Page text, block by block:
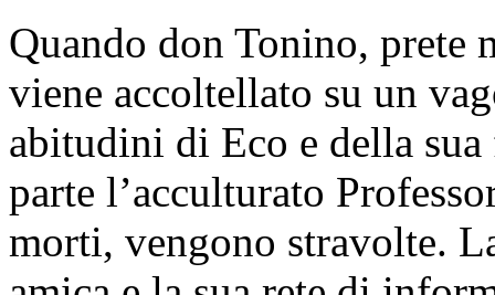
Quando don Tonino,
viene accoltellato su un
abitudini di Eco e della
parte l’acculturato
morti, vengono stravolte.